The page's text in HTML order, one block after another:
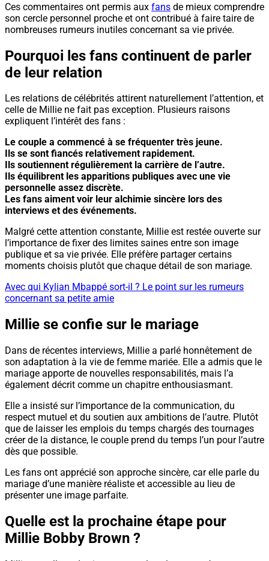
Ces commentaires ont permis aux fans de mieux comprendre
son cercle personnel proche et ont contribué à faire taire de
nombreuses rumeurs inutiles concernant sa vie privée.
Pourquoi les fans continuent de parler
de leur relation
Les relations de célébrités attirent naturellement l’attention, et
celle de Millie ne fait pas exception. Plusieurs raisons
expliquent l’intérêt des fans :
Le couple a commencé à se fréquenter très jeune.
Ils se sont fiancés relativement rapidement.
Ils soutiennent régulièrement la carrière de l’autre.
Ils équilibrent les apparitions publiques avec une vie
personnelle assez discrète.
Les fans aiment voir leur alchimie sincère lors des
interviews et des événements.
Malgré cette attention constante, Millie est restée ouverte sur
l’importance de fixer des limites saines entre son image
publique et sa vie privée. Elle préfère partager certains
moments choisis plutôt que chaque détail de son mariage.
Avec qui Kylian Mbappé sort-il ? Le point sur les rumeurs
concernant sa petite amie
Millie se confie sur le mariage
Dans de récentes interviews, Millie a parlé honnêtement de
son adaptation à la vie de femme mariée. Elle a admis que le
mariage apporte de nouvelles responsabilités, mais l’a
également décrit comme un chapitre enthousiasmant.
Elle a insisté sur l’importance de la communication, du
respect mutuel et du soutien aux ambitions de l’autre. Plutôt
que de laisser les emplois du temps chargés des tournages
créer de la distance, le couple prend du temps l’un pour l’autre
dès que possible.
Les fans ont apprécié son approche sincère, car elle parle du
mariage d’une manière réaliste et accessible au lieu de
présenter une image parfaite.
Quelle est la prochaine étape pour
Millie Bobby Brown ?